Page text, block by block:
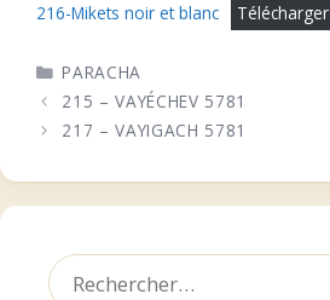
216-Mikets noir et blanc Télécharger
CATÉGORIES
PARACHA
215 – VAYÉCHEV 5781
217 – VAYIGACH 5781
Rechercher :